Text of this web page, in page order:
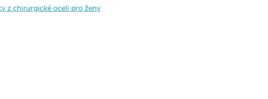
z chirurgické oceli pro ženy